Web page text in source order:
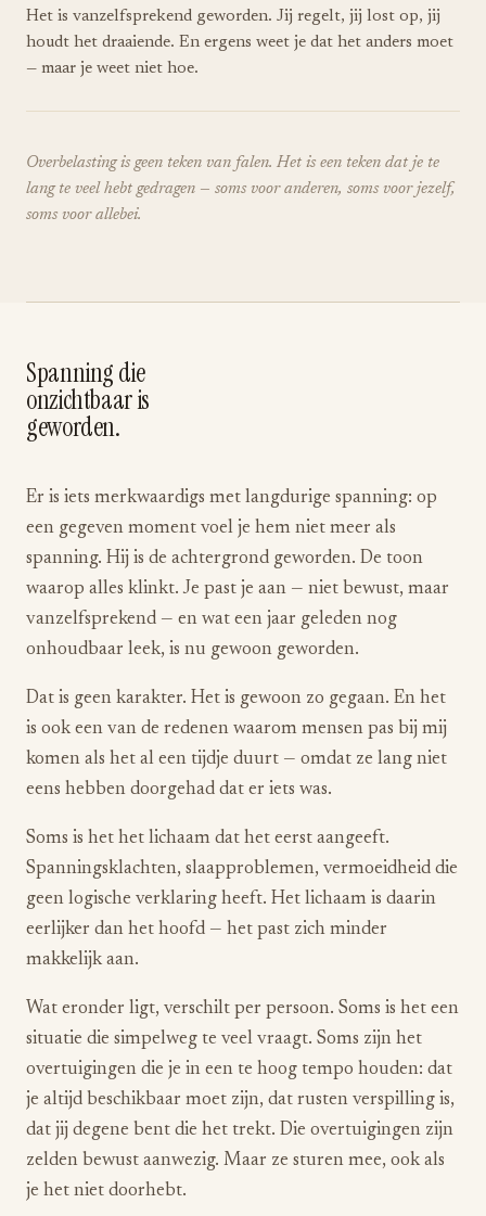
Het is vanzelfsprekend geworden. Jij regelt, jij lost op, jij
houdt het draaiende. En ergens weet je dat het anders moet
— maar je weet niet hoe.
Overbelasting is geen teken van falen. Het is een teken dat je te
lang te veel hebt gedragen — soms voor anderen, soms voor jezelf,
soms voor allebei.
Spanning die
onzichtbaar is
geworden.
Er is iets merkwaardigs met langdurige spanning: op
een gegeven moment voel je hem niet meer als
spanning. Hij is de achtergrond geworden. De toon
waarop alles klinkt. Je past je aan — niet bewust, maar
vanzelfsprekend — en wat een jaar geleden nog
onhoudbaar leek, is nu gewoon geworden.
Dat is geen karakter. Het is gewoon zo gegaan. En het
is ook een van de redenen waarom mensen pas bij mij
komen als het al een tijdje duurt — omdat ze lang niet
eens hebben doorgehad dat er iets was.
Soms is het het lichaam dat het eerst aangeeft.
Spanningsklachten, slaapproblemen, vermoeidheid die
geen logische verklaring heeft. Het lichaam is daarin
eerlijker dan het hoofd — het past zich minder
makkelijk aan.
Wat eronder ligt, verschilt per persoon. Soms is het een
situatie die simpelweg te veel vraagt. Soms zijn het
overtuigingen die je in een te hoog tempo houden: dat
je altijd beschikbaar moet zijn, dat rusten verspilling is,
dat jij degene bent die het trekt. Die overtuigingen zijn
zelden bewust aanwezig. Maar ze sturen mee, ook als
je het niet doorhebt.